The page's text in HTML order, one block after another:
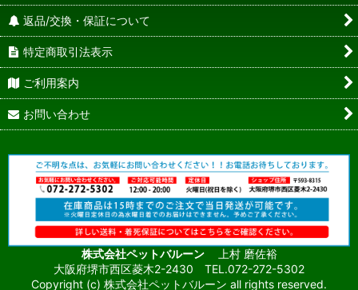
返品/交換・保証について
特定商取引法表示
ご利用案内
お問い合わせ
株式会社ペットバルーン
上村 磨佐裕
大阪府堺市西区菱木2-2430 TEL.072-272-5302
Copyright (c) 株式会社ペットバルーン all rights reserved.